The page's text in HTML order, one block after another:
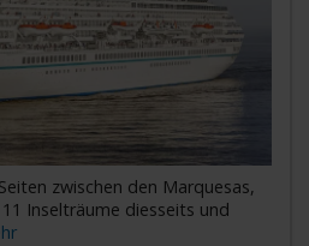
zwischen den Marquesas,
Inselträume diesseits und